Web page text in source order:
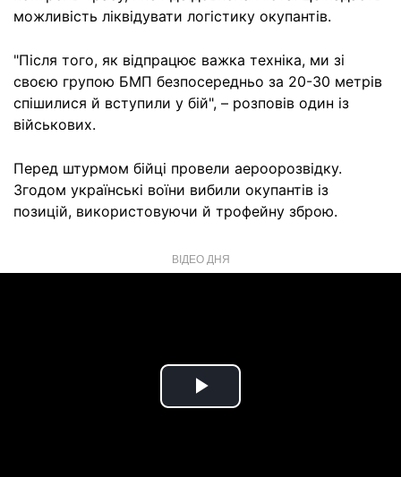
можливість ліквідувати логістику окупантів.
"Після того, як відпрацює важка техніка, ми зі
своєю групою БМП безпосередньо за 20-30 метрів
спішилися й вступили у бій", – розповів один із
військових.
Перед штурмом бійці провели аероорозвідку.
Згодом українські воїни вибили окупантів із
позицій, використовуючи й трофейну зброю.
ВІДЕО ДНЯ
Play